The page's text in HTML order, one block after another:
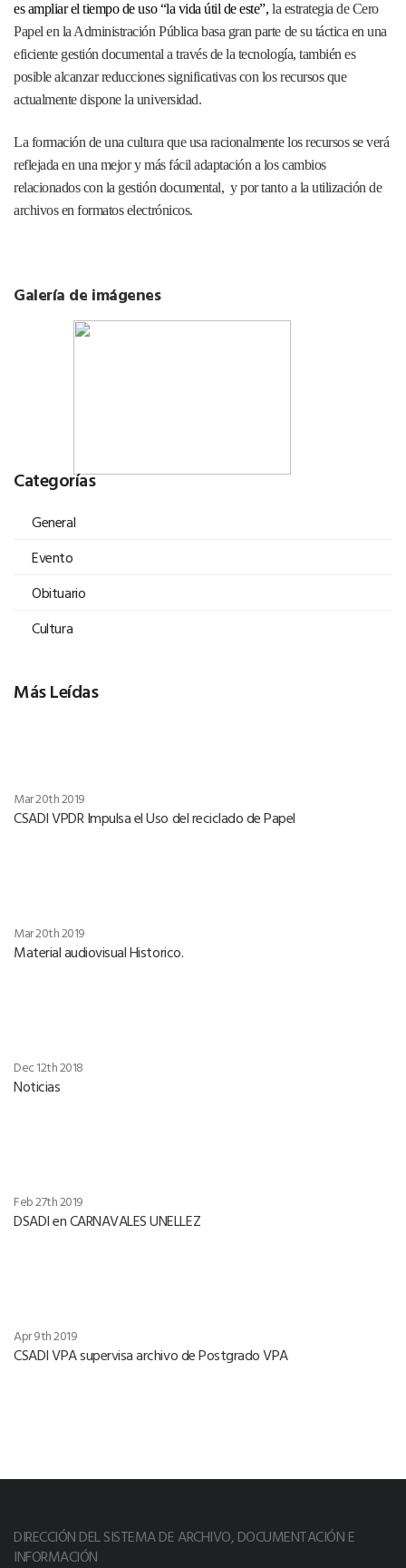
es ampliar el tiempo de uso “la vida útil de este”,la estrategia de Cero
Papel en la Administración Pública basa gran parte de su táctica en una
eficiente gestión documental a través de la tecnología, también es
posible alcanzar reducciones significativas con los recursos que
actualmente dispone la universidad.
La formación de una cultura que usa racionalmente los recursos se verá
reflejada en una mejor y más fácil adaptación a los cambios
relacionados con la gestión documental, y por tanto a la utilización de
archivos en formatos electrónicos.
Galería de imágenes
Categorías
General
Evento
Obituario
Cultura
Más Leídas
Mar 20th 2019
CSADI VPDR Impulsa el Uso del reciclado de Papel
Mar 20th 2019
Material audiovisual Historico.
Dec 12th 2018
Noticias
Feb 27th 2019
DSADI en CARNAVALES UNELLEZ
Apr 9th 2019
CSADI VPA supervisa archivo de Postgrado VPA
DIRECCIÓN DEL SISTEMA DE ARCHIVO, DOCUMENTACIÓN E
INFORMACIÓN